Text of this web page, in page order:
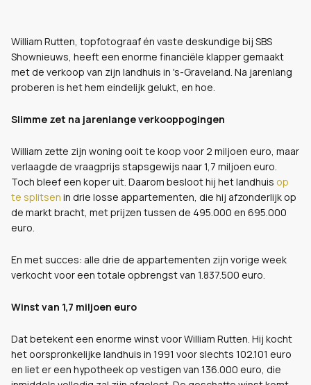
William Rutten, topfotograaf én vaste deskundige bij SBS
Shownieuws, heeft een enorme financiële klapper gemaakt
met de verkoop van zijn landhuis in 's-Graveland. Na jarenlang
proberen is het hem eindelijk gelukt, en hoe.
Slimme zet na jarenlange verkooppogingen
William zette zijn woning ooit te koop voor 2 miljoen euro, maar
verlaagde de vraagprijs stapsgewijs naar 1,7 miljoen euro.
Toch bleef een koper uit. Daarom besloot hij het landhuis op
te splitsen in drie losse appartementen, die hij afzonderlijk op
de markt bracht, met prijzen tussen de 495.000 en 695.000
euro.
En met succes: alle drie de appartementen zijn vorige week
verkocht voor een totale opbrengst van 1.837.500 euro.
Winst van 1,7 miljoen euro
Dat betekent een enorme winst voor William Rutten. Hij kocht
het oorspronkelijke landhuis in 1991 voor slechts 102.101 euro
en liet er een hypotheek op vestigen van 136.000 euro, die